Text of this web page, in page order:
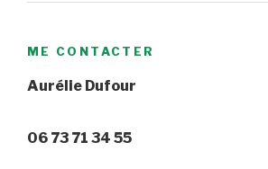
ME CONTACTER
Aurélie Dufour
06 73 71 34 55